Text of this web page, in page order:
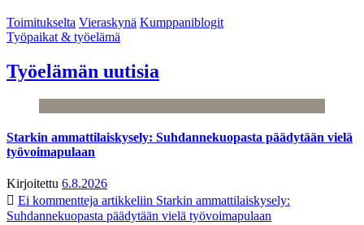
Toimitukselta Vieraskynä Kumppaniblogit
Työpaikat & työelämä
Työelämän uutisia
Starkin ammattilaiskysely: Suhdannekuopasta päädytään vielä
työvoimapulaan
Kirjoitettu 6.8.2026
Ei kommentteja artikkeliin Starkin ammattilaiskysely:
Suhdannekuopasta päädytään vielä työvoimapulaan